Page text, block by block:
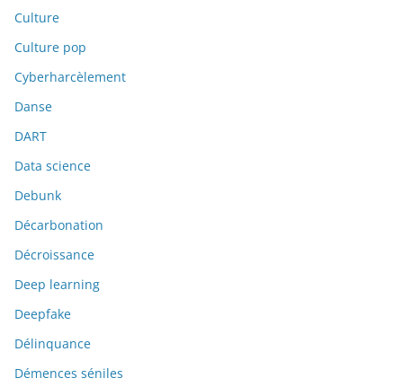
Culture
Culture pop
Cyberharcèlement
Danse
DART
Data science
Debunk
Décarbonation
Décroissance
Deep learning
Deepfake
Délinquance
Démences séniles